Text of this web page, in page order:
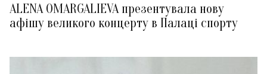
ALENA OMARGALIEVA презентувала нову
афішу великого концерту в Палаці спорту